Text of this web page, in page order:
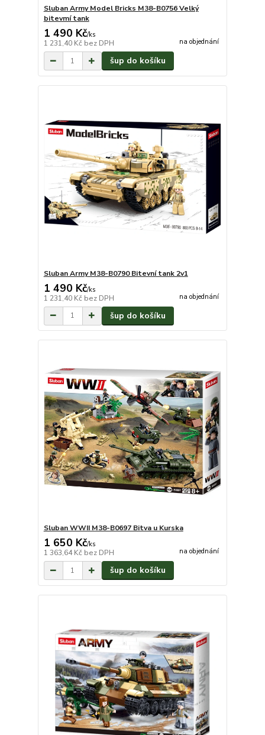
Sluban Army Model Bricks M38-B0756 Velký
bitevmí tank
1 490 Kč/ks
1 231,40 Kč bez DPH na objednání
šup do košíku
Sluban Army M38-B0790 Bitevní tank 2v1
1 490 Kč/ks
1 231,40 Kč bez DPH na objednání
šup do košíku
Sluban WWII M38-B0697 Bitva u Kurska
1 650 Kč/ks
1 363,64 Kč bez DPH na objednání
šup do košíku